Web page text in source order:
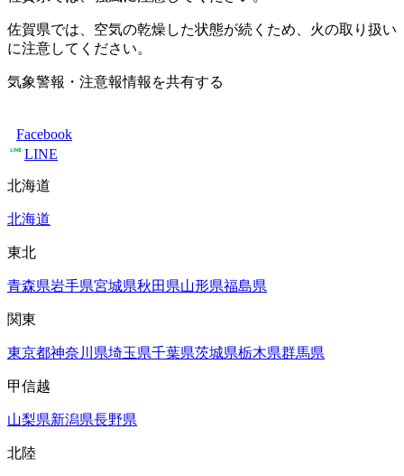
佐賀県では、空気の乾燥した状態が続くため、火の取り扱い
に注意してください。
気象警報・注意報情報を共有する
Facebook
LINE
北海道
北海道
東北
青森県岩手県宮城県秋田県山形県福島県
関東
東京都神奈川県埼玉県千葉県茨城県栃木県群馬県
甲信越
山梨県新潟県長野県
北陸